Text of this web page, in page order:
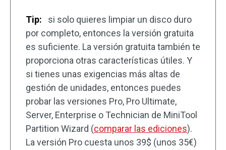
Tip:
si solo quieres limpiar un disco duro
por completo, entonces la versión gratuita
es suficiente. La versión gratuita también te
proporciona otras características útiles. Y
si tienes unas exigencias más altas de
gestión de unidades, entonces puedes
probar las versiones Pro, Pro Ultimate,
Server, Enterprise o Technician de MiniTool
Partition Wizard (comparar las ediciones).
La versión Pro cuesta unos 39$ (unos 35€)